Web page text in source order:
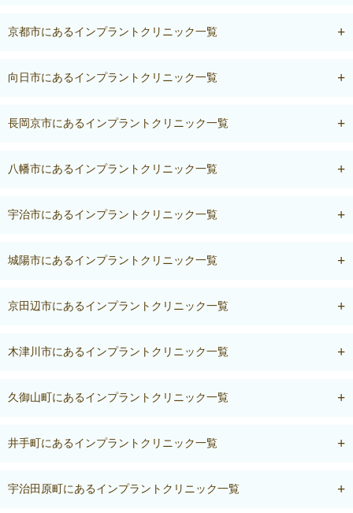
京都市にあるインプラントクリニック一覧
向日市にあるインプラントクリニック一覧
長岡京市にあるインプラントクリニック一覧
八幡市にあるインプラントクリニック一覧
宇治市にあるインプラントクリニック一覧
城陽市にあるインプラントクリニック一覧
京田辺市にあるインプラントクリニック一覧
木津川市にあるインプラントクリニック一覧
久御山町にあるインプラントクリニック一覧
井手町にあるインプラントクリニック一覧
宇治田原町にあるインプラントクリニック一覧